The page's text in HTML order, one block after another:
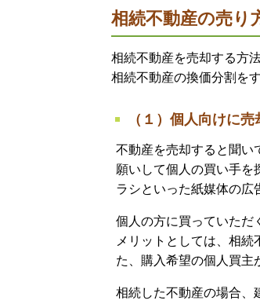
相続不動産の売り
相続不動産を売却する方
相続不動産の換価分割を
（１）個人向けに売
不動産を売却すると聞い
願いして個人の買い手を
ラシといった紙媒体の広
個人の方に買っていただ
メリットとしては、相
た、購入希望の個人買主
相続した不動産の場合、